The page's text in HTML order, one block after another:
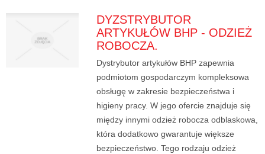
DYZSTRYBUTOR
ARTYKUŁÓW BHP - ODZIEŻ
ROBOCZA.
Dystrybutor artykułów BHP zapewnia
podmiotom gospodarczym kompleksowa
obsługę w zakresie bezpieczeństwa i
higieny pracy. W jego ofercie znajduje się
między innymi odzież robocza odblaskowa,
która dodatkowo gwarantuje większe
bezpieczeństwo. Tego rodzaju odzież